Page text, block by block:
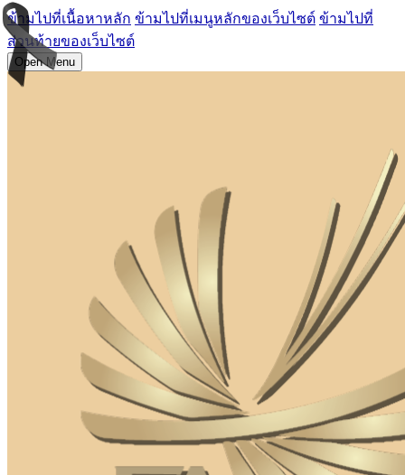
ข้ามไปที่เนื้อหาหลัก ข้ามไปที่เมนูหลักของเว็บไซต์ ข้ามไปที่
ส่วนท้ายของเว็บไซต์
Open Menu